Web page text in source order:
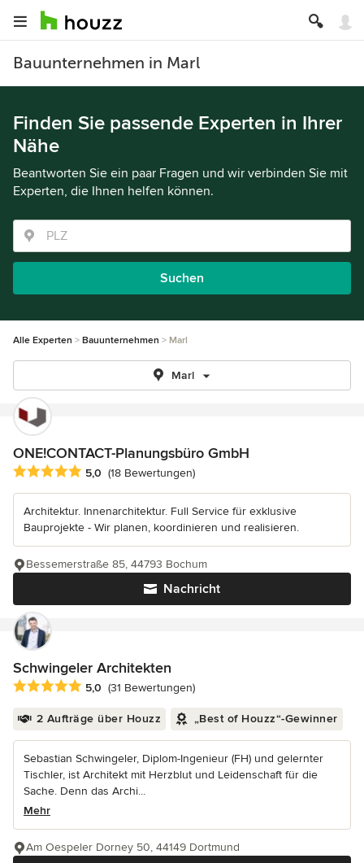
Bauunternehmen in Marl
Finden Sie passende Experten in Ihrer
Nähe
Beantworten Sie ein paar Fragen und wir verbinden Sie mit
Experten, die Ihnen helfen können.
Suchen
Alle Experten Bauunternehmen Marl
Marl
ONE!CONTACT-Planungsbüro GmbH
Durchschnittliche Bewertung: 5 von 5 Sternen
5,0 (18 Bewertungen)
Architektur. Innenarchitektur. Full Service für exklusive
Bauprojekte - Wir planen, koordinieren und realisieren.
Nachricht
Bessemerstraße 85, 44793 Bochum
Schwingeler Architekten
Durchschnittliche Bewertung: 5 von 5 Sternen
5,0 (31 Bewertungen)
2 Aufträge über Houzz „Best of Houzz“-Gewinner
Sebastian Schwingeler, Diplom-Ingenieur (FH) und gelernter
Tischler, ist Architekt mit Herzblut und Leidenschaft für die
Sache. Denn das Archi...
Mehr
Am Oespeler Dorney 50, 44149 Dortmund